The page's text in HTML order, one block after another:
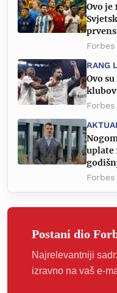
Ovo je
Forbes
RANG
Ovo
Forbes
uplate
Postani dio
Najrelevantniji
izravno na vaš e-